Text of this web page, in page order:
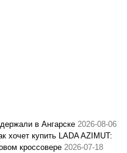
в Ангарске 2026-08-06
хочет купить LADA AZIMUT:
кроссовере 2026-07-18